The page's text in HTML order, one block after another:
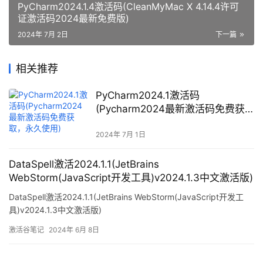
PyCharm2024.1.4激活码(CleanMyMac X 4.14.4许可
证激活码2024最新免费版)
下一篇
2024年 7月 2日
相关推荐
PyCharm2024.1激活码
(Pycharm2024最新激活码免费获
2024年 7月 1日
DataSpell激活2024.1.1(JetBrains
WebStorm(JavaScript开发工具)v2024.1.3中文激活版)
DataSpell激活2024.1.1(JetBrains WebStorm(JavaScript开发工
具)v2024.1.3中文激活版)
激活谷笔记 2024年 6月 8日